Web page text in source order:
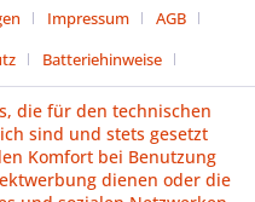
Impressum
AGB
Batteriehinweise
die für den technischen
sind und stets gesetzt
Komfort bei Benutzung
dienen oder die